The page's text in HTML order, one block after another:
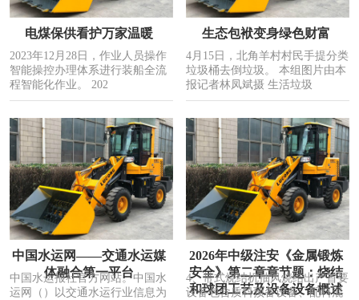
电煤保供看护万家温暖
2023年12月28日，作业人员操作
智能操控办理体系进行装船全流
程智能化作业。 202
生态包袱变身绿色财富
4月15日，北角羊村村民手提分类
垃圾桶去倒垃圾。 本组图片由本
报记者林凤斌摄 生活垃圾
中国水运网——交通水运媒
体融合第一平台
中国水运报社官方网站。中国水
运网（）以交通水运行业信息为
2026年中级注安《金属锻炼
安全》第二章章节题：烧结
和球团工艺及设备设备概述
4、带式烧结机抽风烧结出产首要
设备包含质料预备设备、配料混